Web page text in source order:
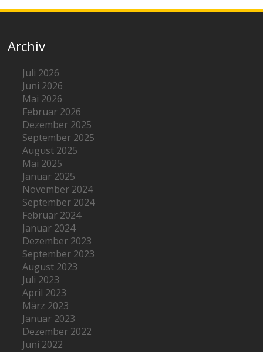
Archiv
Juli 2026
Juni 2026
Mai 2026
Februar 2026
Dezember 2025
September 2025
August 2025
Mai 2025
Januar 2025
November 2024
September 2024
Februar 2024
Januar 2024
Dezember 2023
September 2023
August 2023
Juli 2023
April 2023
März 2023
Januar 2023
Dezember 2022
Juni 2022